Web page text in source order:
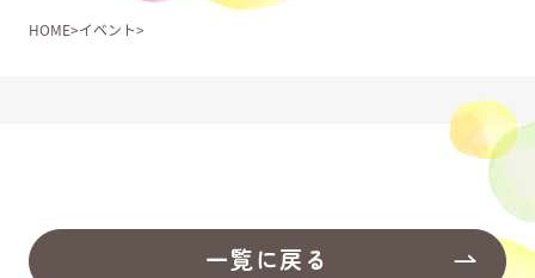
ポイントアプリ・カード
HOME イベント
一覧に戻る